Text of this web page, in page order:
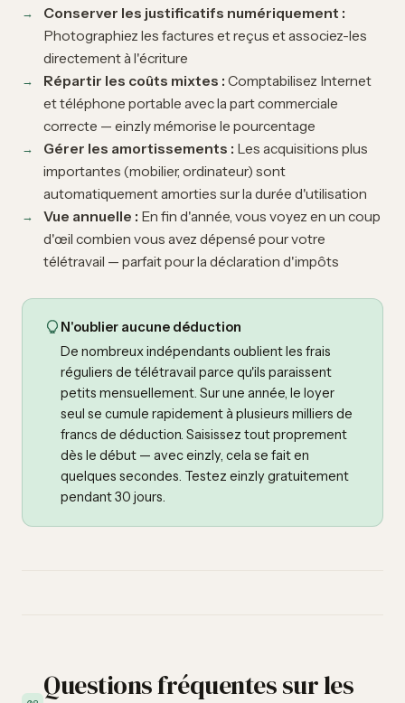
Conserver les justificatifs numériquement :
Photographiez les factures et reçus et associez-les
directement à l'écriture
Répartir les coûts mixtes : Comptabilisez Internet
et téléphone portable avec la part commerciale
correcte — einzly mémorise le pourcentage
Gérer les amortissements : Les acquisitions plus
importantes (mobilier, ordinateur) sont
automatiquement amorties sur la durée d'utilisation
Vue annuelle : En fin d'année, vous voyez en un coup
d'œil combien vous avez dépensé pour votre
télétravail — parfait pour la déclaration d'impôts
N'oublier aucune déduction
De nombreux indépendants oublient les frais
réguliers de télétravail parce qu'ils paraissent
petits mensuellement. Sur une année, le loyer
seul se cumule rapidement à plusieurs milliers de
francs de déduction. Saisissez tout proprement
dès le début — avec einzly, cela se fait en
quelques secondes. Testez einzly gratuitement
pendant 30 jours.
Questions fréquentes sur les